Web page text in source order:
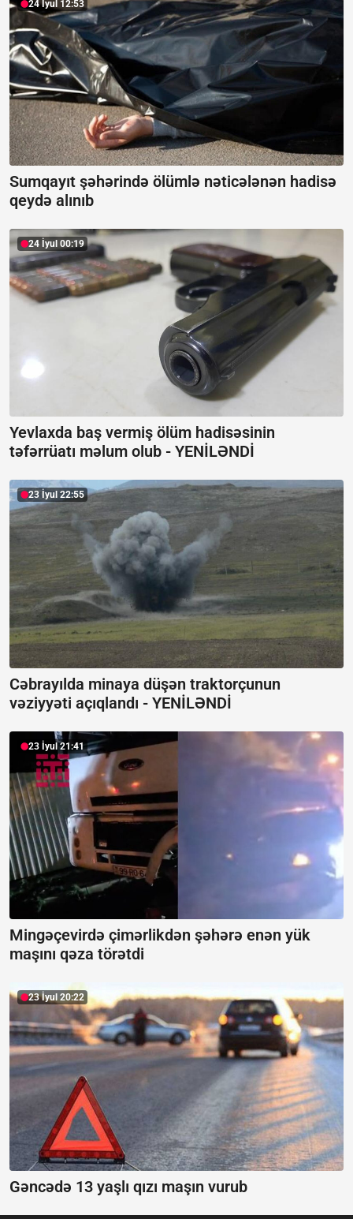
24 İyul 12:53
Sumqayıt şəhərində ölümlə nəticələnən hadisə
qeydə alınıb
24 İyul 00:19
Yevlaxda baş vermiş ölüm hadisəsinin
təfərrüatı məlum olub - YENİLƏNDİ
23 İyul 22:55
Cəbrayılda minaya düşən traktorçunun
vəziyyəti açıqlandı - YENİLƏNDİ
23 İyul 21:41
Mingəçevirdə çimərlikdən şəhərə enən yük
maşını qəza törətdi
23 İyul 20:22
Gəncədə 13 yaşlı qızı maşın vurub